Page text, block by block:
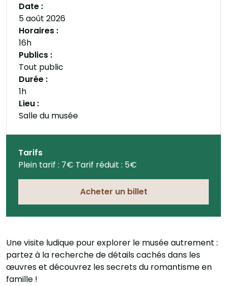
Date :
5 août 2026
Horaires :
16h
Publics :
Tout public
Durée :
1h
Lieu :
Salle du musée
Tarifs
Plein tarif : 7€ Tarif réduit : 5€
Acheter un billet
Une visite ludique pour explorer le musée autrement :
partez à la recherche de détails cachés dans les
œuvres et découvrez les secrets du romantisme en
famille !